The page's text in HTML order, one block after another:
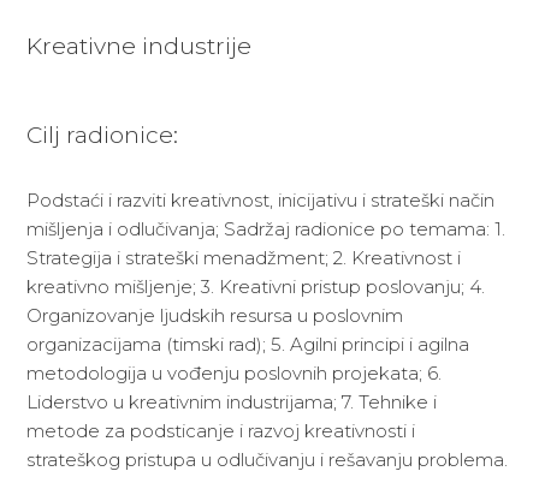
Kreativne industrije
Cilj radionice:
Podstaći i razviti kreativnost, inicijativu i strateški način
mišljenja i odlučivanja; Sadržaj radionice po temama: 1.
Strategija i strateški menadžment; 2. Kreativnost i
kreativno mišljenje; 3. Kreativni pristup poslovanju; 4.
Organizovanje ljudskih resursa u poslovnim
organizacijama (timski rad); 5. Agilni principi i agilna
metodologija u vođenju poslovnih projekata; 6.
Liderstvo u kreativnim industrijama; 7. Tehnike i
metode za podsticanje i razvoj kreativnosti i
strateškog pristupa u odlučivanju i rešavanju problema.